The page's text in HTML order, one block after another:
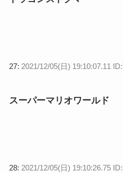
27: 2021/12/05(日) 19:10:07.11
スーパーマリオワールド
28: 2021/12/05(日) 19:10:26.75